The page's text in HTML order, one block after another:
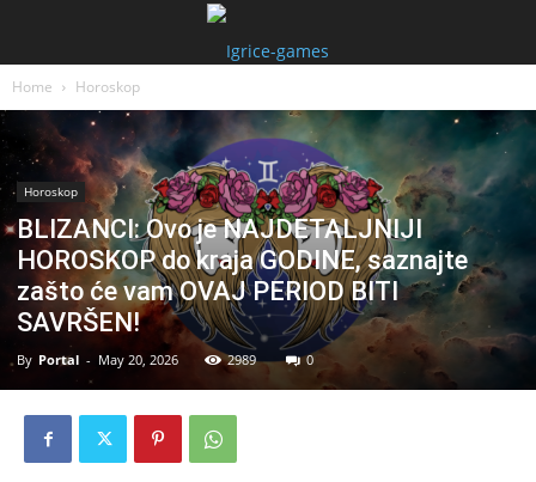
Home Horoskop
Horoskop
BLIZANCI: Ovo je NAJDETALJNIJI
HOROSKOP do kraja GODINE, saznajte
zašto će vam OVAJ PERIOD BITI
SAVRŠEN!
By Portal - May 20, 2026 2989 0